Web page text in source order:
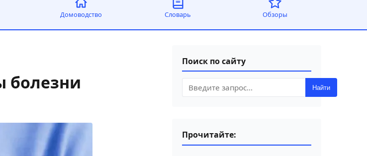
Домоводство Словарь Обзоры
Поиск по сайту
Найти
Прочитайте: